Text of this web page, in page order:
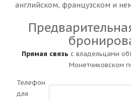
английском, французском и
Прямая связь с владельцами
Монетчиковском
Телефон
для